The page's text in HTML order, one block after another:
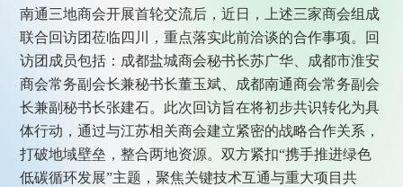
南通三地商会开展首轮交流后，近日，上述三家商会组成
联合回访团莅临四川，重点落实此前洽谈的合作事项。回
访团成员包括：成都盐城商会秘书长苏广华、成都市淮安
商会常务副会长兼秘书长董玉斌、成都南通商会常务副会
长兼副秘书长张建石。此次回访旨在将初步共识转化为具
体行动，通过与江苏相关商会建立紧密的战略合作关系，
打破地域壁垒，整合两地资源。双方紧扣“携手推进绿色
低碳循环发展”主题，聚焦关键技术互通与重大项目共